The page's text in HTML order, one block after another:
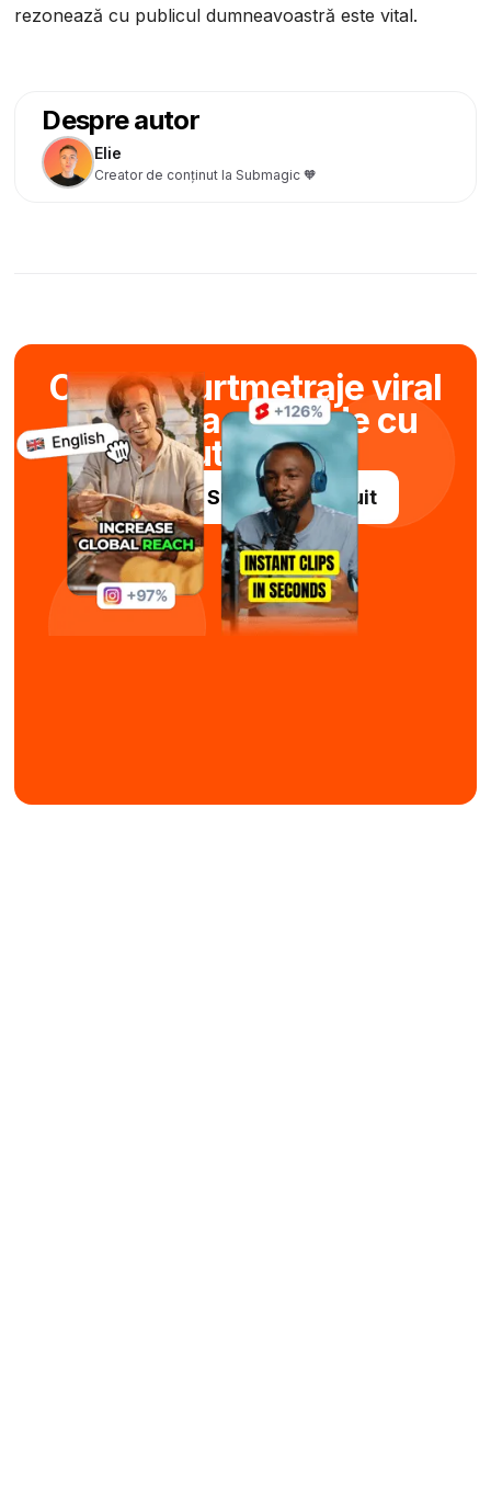
rezonează cu publicul dumneavoastră este vital.
Despre autor
Elie
Creator de conținut la Submagic 🧡
Creați scurtmetraje viral
în câteva secunde cu
ajutorul AI
Încercați Submagic gratuit